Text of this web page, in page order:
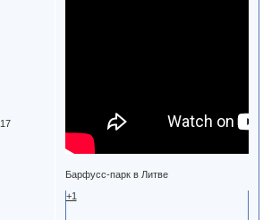
Барфусс-парк в Литве
+1